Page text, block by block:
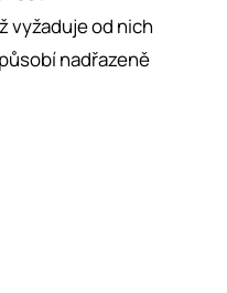
vyžaduje od nich
nadřazeně